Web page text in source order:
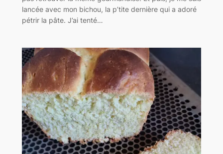
lancée avec mon bichou, la p’tite dernière qui a adoré
pétrir la pâte. J’ai tenté…